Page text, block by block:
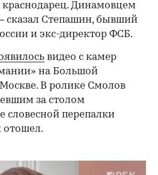
Динамовцем
сказал Степашин, бывший
и экс-директор ФСБ.
видео с камер
на Большой
В ролике Смолов
за столом
словесной перепалки
отошел.